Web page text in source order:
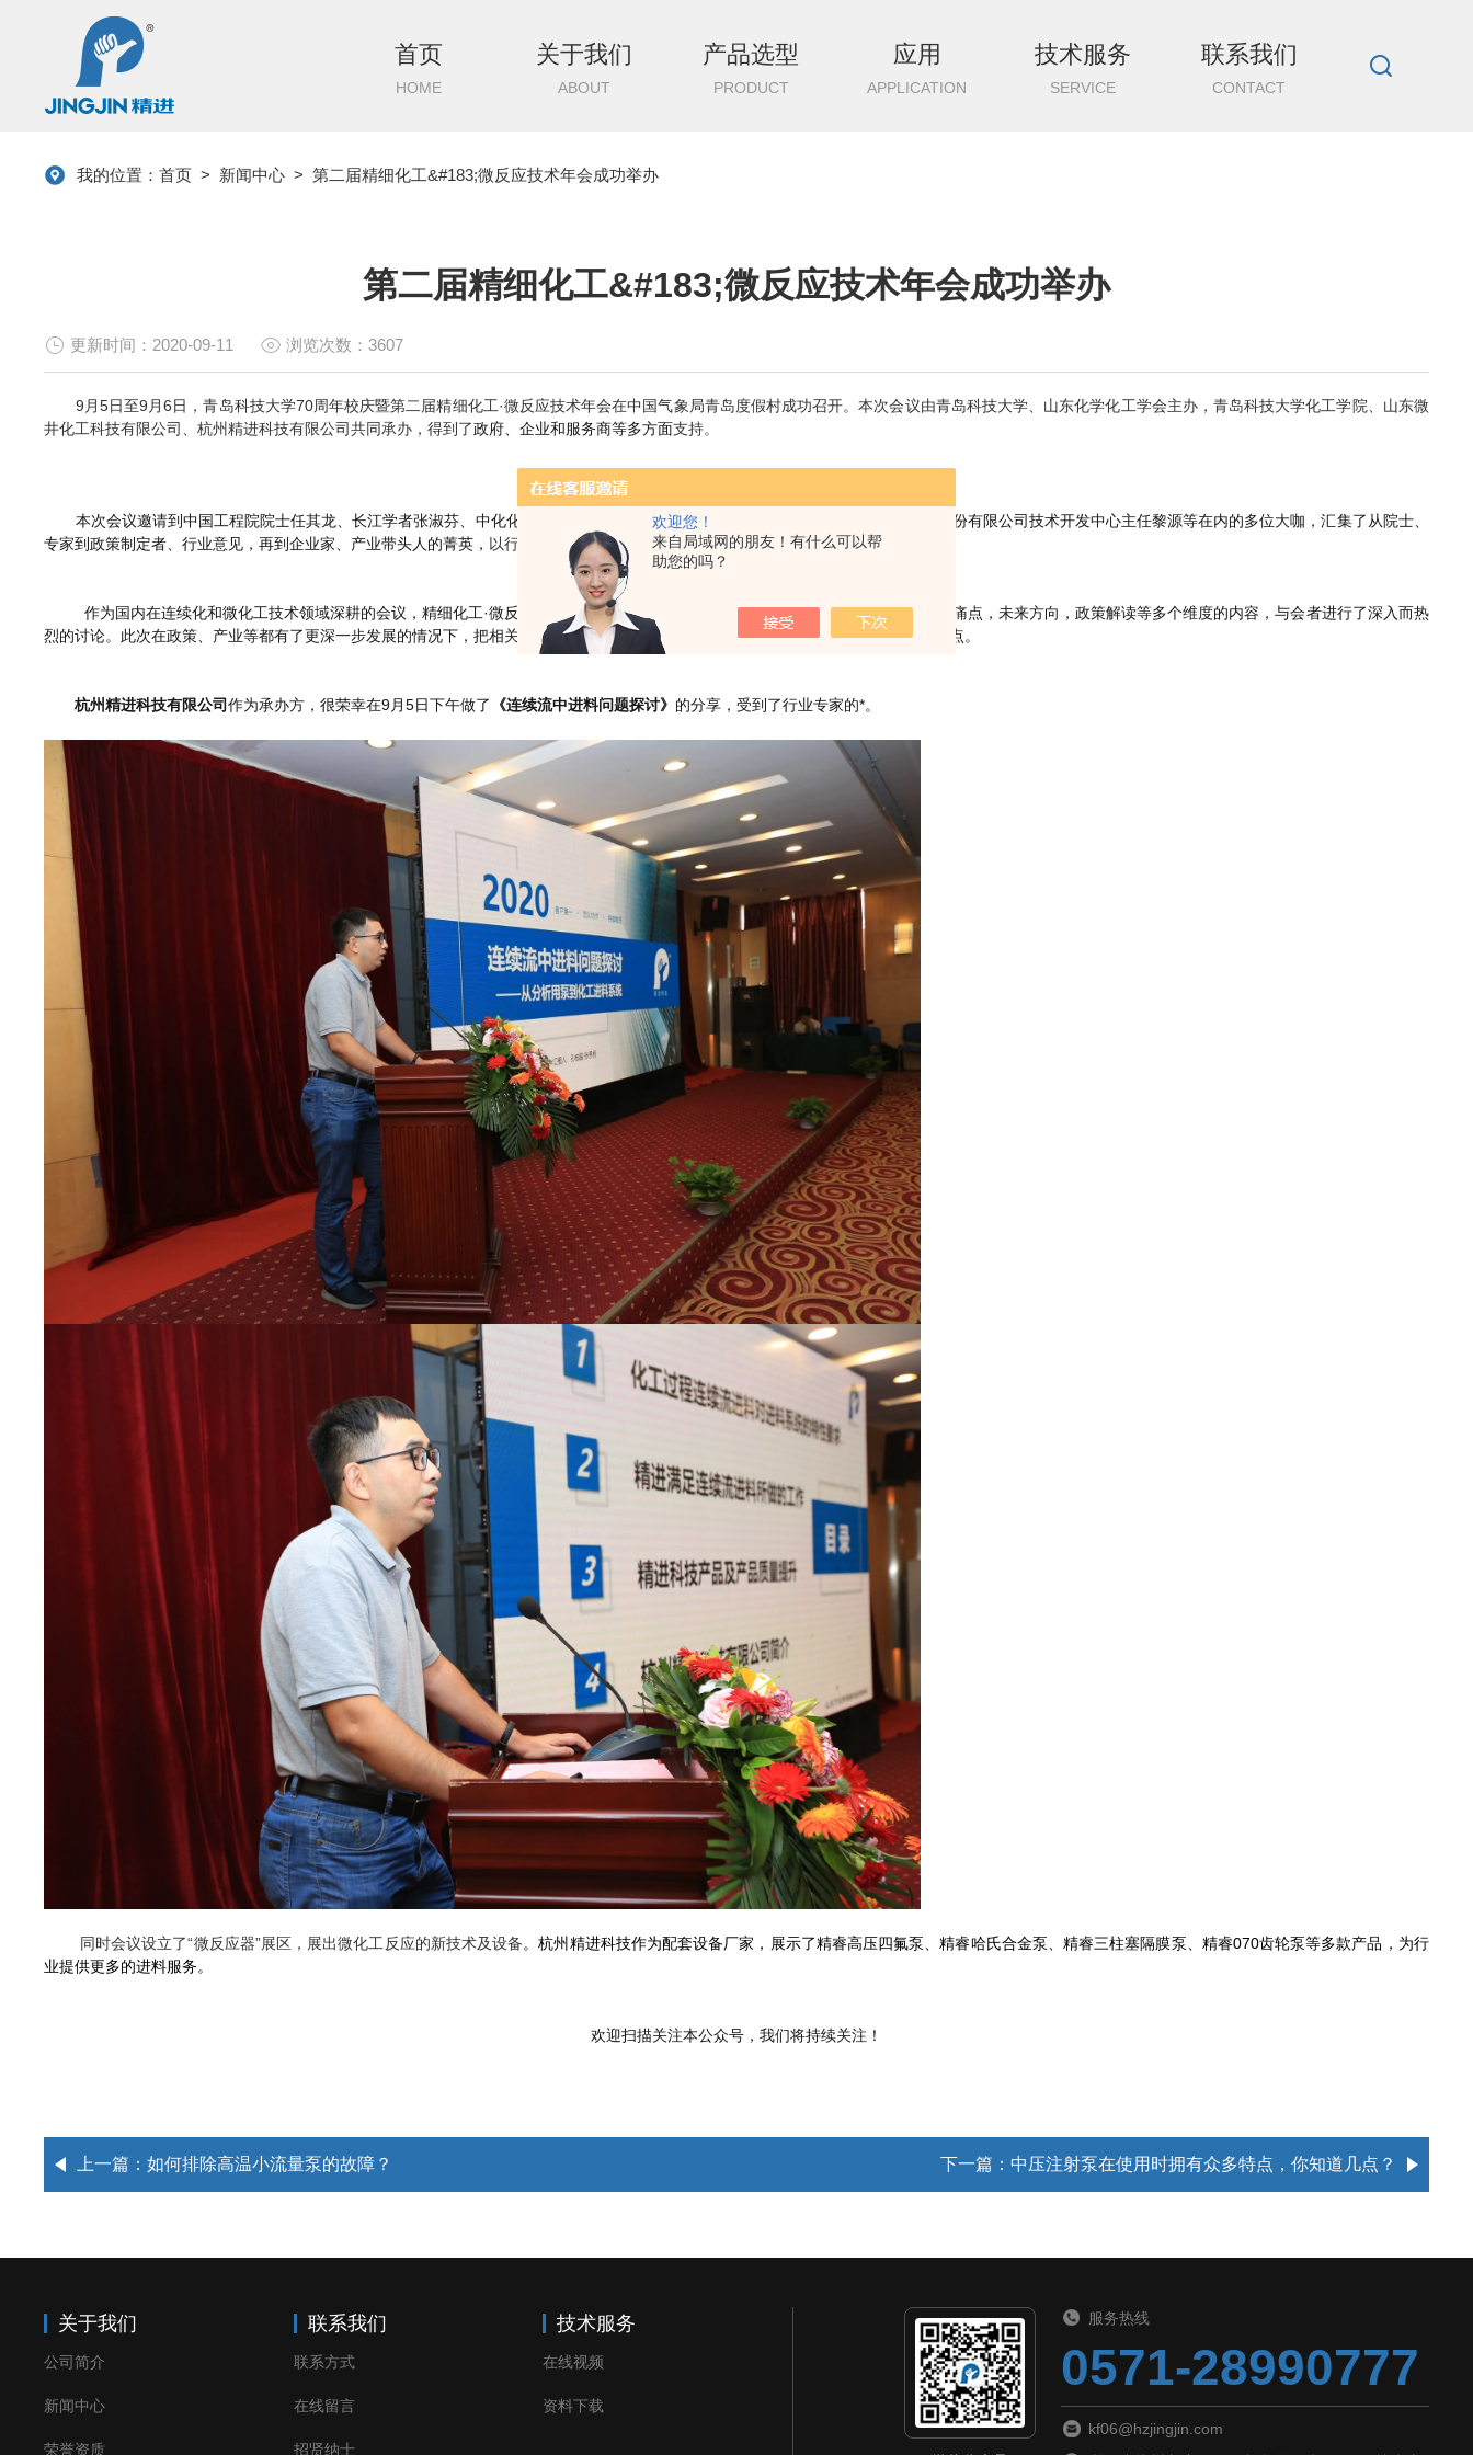
欢迎您！
来自局域网的朋友！有什么可以帮
助您的吗？
首页
HOME
关于我们
ABOUT
产品选型
PRODUCT
应用
APPLICATION
技术服务
SERVICE
联系我们
CONTACT
我的位置：首页 > 新闻中心 >第二届精细化工&#183;微反应技术年会成功举办
第二届精细化工&#183;微反应技术年会成功举办
更新时间：2020-09-11 浏览次数：3607
9 月5日至9 月6日，青岛科技大学70周年校庆暨第二届精细化工·微反应技术年会在中国气象局青岛度假村成功召开。本次会议由青岛科技大学 山东化学化工学会主办，青岛科技大学化工学院
山东微
井化工科技有限公司
、杭州精进科技有限公司共同承办 ，得到了政府、企业和服务商等多方面支持。
本次会议邀请到中国工程院院士任其龙、长江学者张淑芬、中化化工科学技术研究总院有限公司总工程师伍振毅、万华化学集团股份有限公司技术开发中心主任黎源等在内的多位大咖 ，汇集了从院士、
专家到政策制定者、行业意见，再到企业家、产业带头人的菁英 ， 以行业全新和的学术会议报告来呈现干货。
作为国内在连续化和微化工技术领域深耕的会议，精细化工·微反应技术年会在18年就召开过一次，当时就应用和产业案例，行业痛点，未来方向，政策解读等多个维度的内容，与会者进行了深入而热
烈的讨论。此次在政策、产业等都有了更深一步发展的情况下，把相关技术同我们参会企业自身发展融合起来，成为本次会议研讨的重点。
杭州精进科技有限公司作为承办方，很荣幸在9月5日下午做了 《连续流中进料问题探讨》 的分享，受到了行业专家的*。
同时会议设立了“微反应器”展区，展出微化工反应的新技术及设备。杭州精进科技作为配套设备厂家，展示了精睿高压四氟泵、精睿哈氏合金泵、精睿三柱塞隔膜泵、精睿070齿轮泵等多款产品，为行
业提供更多的进料服务。
欢迎扫描关注本公众号，我们将持续关注！
上一篇：如何排除高温小流量泵的故障？ 下一篇： 中压注射泵在使用时拥有众多特点，你知道几点？
关于我们
公司简介
新闻中心
荣誉资质
联系我们
联系方式
在线留言
招贤纳士
技术服务
在线视频
资料下载
服务热线
0571-28990777
kf06@hzjingjin.com